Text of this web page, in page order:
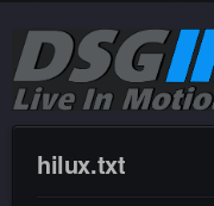
hilux.txt